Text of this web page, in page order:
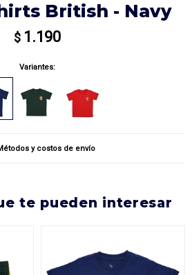
British - Navy
$ 1.190
Variantes:
y costos de envío
te pueden interesar